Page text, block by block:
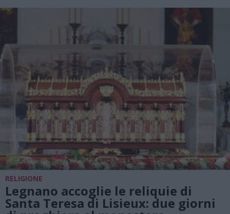
RELIGIONE
Legnano accoglie le reliquie di
Santa Teresa di Lisieux: due giorni